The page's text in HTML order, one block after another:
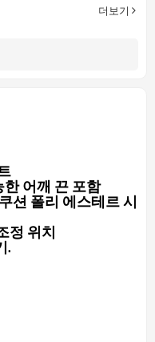
더보기
한 어깨 끈 포함
션 폴리 에스테르 시
정 위치
.